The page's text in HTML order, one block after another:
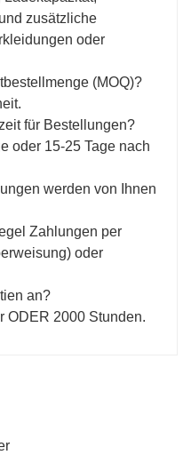
zusätzliche
oder
(MOQ)?
für Bestellungen?
oder 15-25 Tage nach
werden von Ihnen
Zahlungen per
oder
an?
ODER 2000 Stunden.